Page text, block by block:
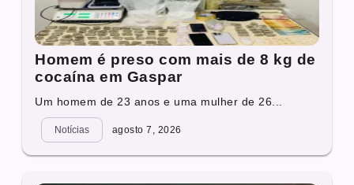
Homem é preso com mais de 8 kg de
cocaína em Gaspar
Um homem de 23 anos e uma mulher de 26...
Notícias agosto 7, 2026